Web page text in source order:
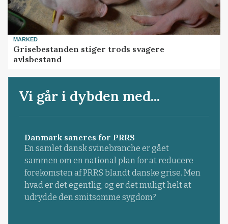
MARKED
Grisebestanden stiger trods svagere
avlsbestand
Vi går i dybden med...
Danmark saneres for PRRS
En samlet dansk svinebranche er gået
sammen om en national plan for at reducere
forekomsten af PRRS blandt danske grise. Men
hvad er det egentlig, og er det muligt helt at
udrydde den smitsomme sygdom?